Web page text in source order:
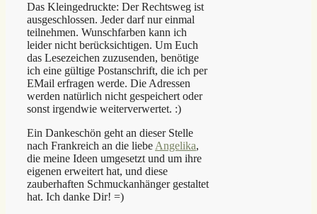
Das Kleingedruckte: Der Rechtsweg ist
ausgeschlossen. Jeder darf nur einmal
teilnehmen. Wunschfarben kann ich
leider nicht berücksichtigen. Um Euch
das Lesezeichen zuzusenden, benötige
ich eine gültige Postanschrift, die ich per
EMail erfragen werde. Die Adressen
werden natürlich nicht gespeichert oder
sonst irgendwie weiterverwertet. :)
Ein Dankeschön geht an dieser Stelle
nach Frankreich an die liebe Angelika,
die meine Ideen umgesetzt und um ihre
eigenen erweitert hat, und diese
zauberhaften Schmuckanhänger gestaltet
hat. Ich danke Dir! =)